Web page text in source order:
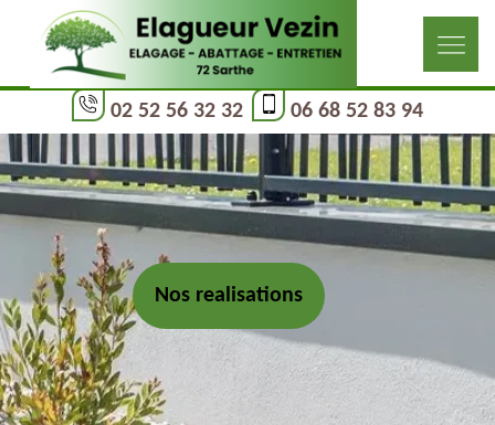
02 52 56 32 32 06 68 52 83 94
Nos realisations